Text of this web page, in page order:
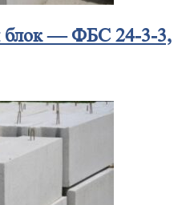
блок — ФБС 24-3-3,